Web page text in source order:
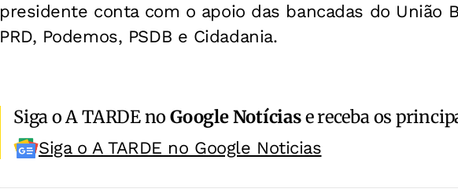
presidente conta com o apoio das bancadas do União
PRD, Podemos, PSDB e Cidadania.
Siga o A TARDE noGoogle Notíciase receba os
Siga o A TARDE no Google Noticias